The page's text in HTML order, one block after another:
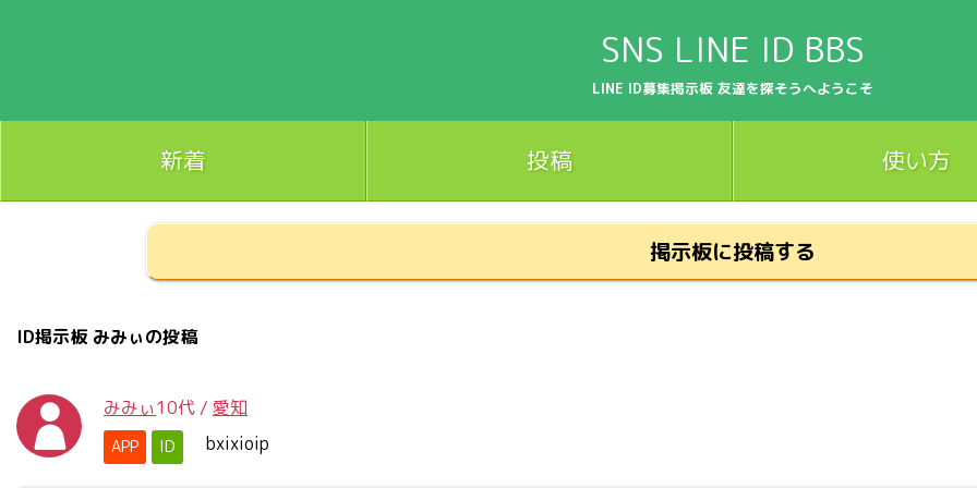
SNS LINE ID BBS
LINE ID募集掲示板 友達を探そうへようこそ
新着 投稿 使い方
掲示板に投稿する
ID掲示板 みみぃの投稿
みみぃ10代 / 愛知
APP ID bxixioip